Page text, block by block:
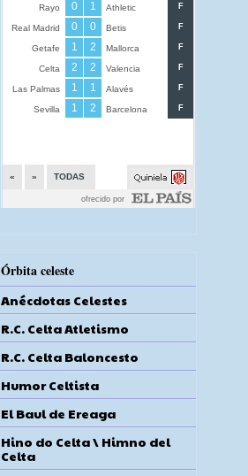
Órbita celeste
Anécdotas Celestes
R.C. Celta Atletismo
R.C. Celta Baloncesto
Humor Celtista
El Baul de Ereaga
Hino do Celta \ Himno del
Celta